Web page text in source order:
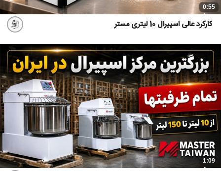
0:55
کارکرد عالی اسپیرال 10 لیتری مستر
1:09